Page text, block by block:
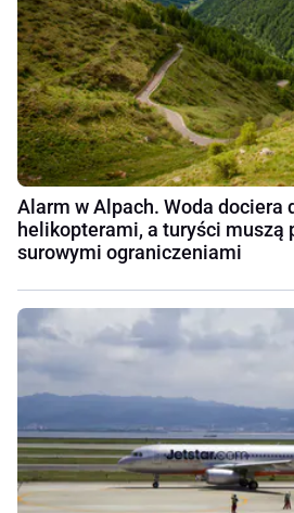
Alarm w Alpach. Woda dociera
helikopterami, a turyści muszą
surowymi ograniczeniami